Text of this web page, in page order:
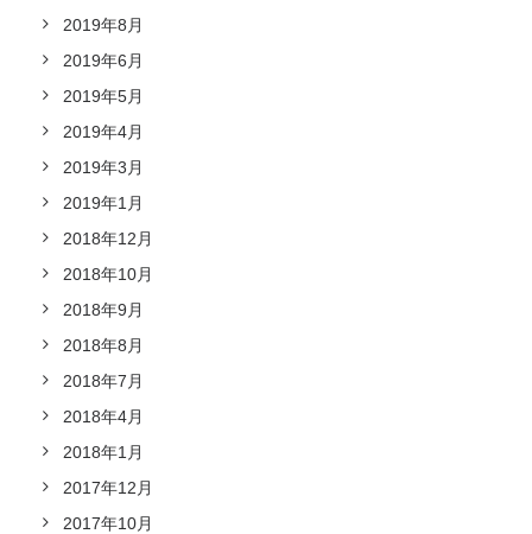
2019年8月
2019年6月
2019年5月
2019年4月
2019年3月
2019年1月
2018年12月
2018年10月
2018年9月
2018年8月
2018年7月
2018年4月
2018年1月
2017年12月
2017年10月